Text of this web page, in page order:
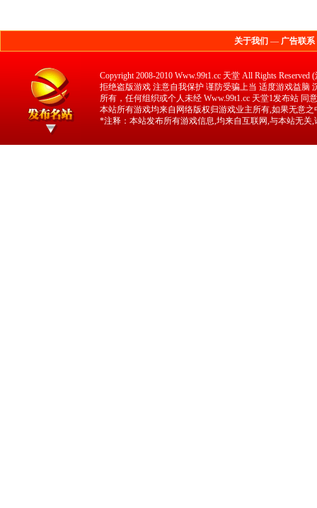
关于我们 — 广告联系
Copyright 2008-2010 Www.99t1.cc 天堂 All Rights
拒绝盗版游戏 注意自我保护 谨防受骗上当 适度游戏益脑
所有，任何组织或个人未经 Www.99t1.cc 天堂1发布站 同
本站所有游戏均来自网络版权归游戏业主所有,如果无意
*注释：本站发布所有游戏信息,均来自互联网,与本站无